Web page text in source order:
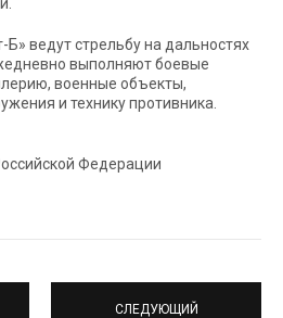
Б» ведут стрельбу на дальностях
выполняют боевые
военные объекты,
и технику противника.
Федерации
СЛЕДУЮЩИЙ